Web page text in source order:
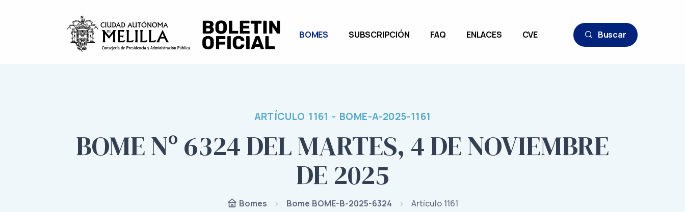
BOMES SUBSCRIPCIÓN FAQ ENLACES CVE Buscar
ARTÍCULO 1161 - BOME-A-2025-1161
BOME Nº 6324 DEL MARTES, 4 DE NOVIEMBRE
DE 2025
Bomes Bome BOME-B-2025-6324 Artículo 1161